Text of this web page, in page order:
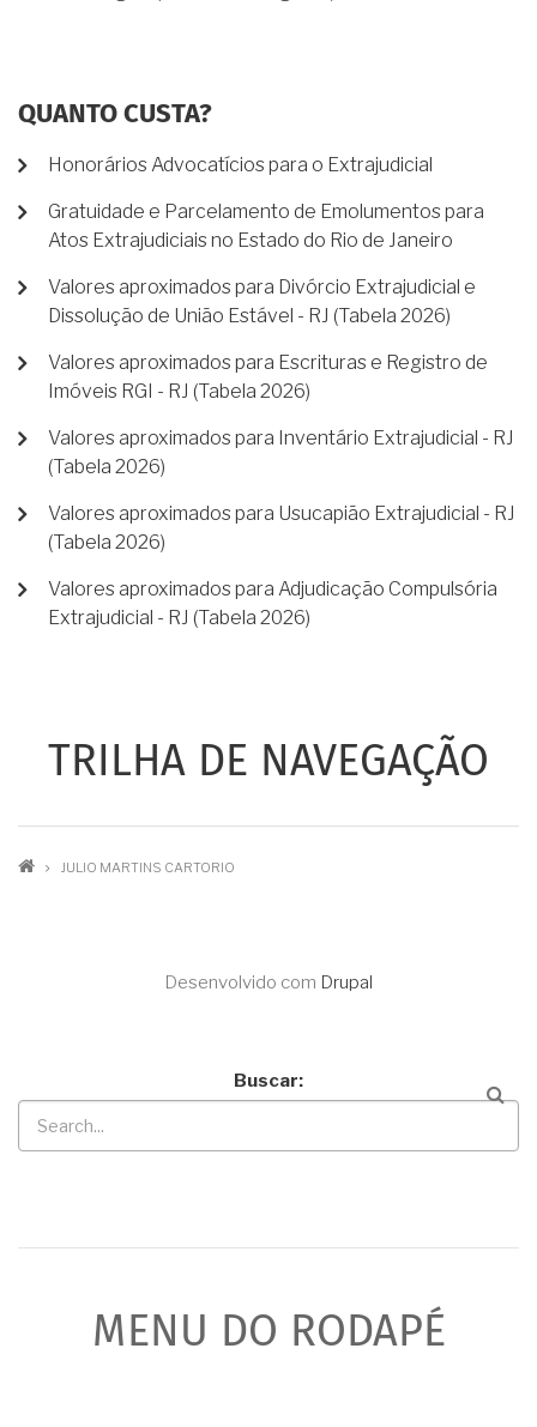
QUANTO CUSTA?
Honorários Advocatícios para o Extrajudicial
Gratuidade e Parcelamento de Emolumentos para
Atos Extrajudiciais no Estado do Rio de Janeiro
Valores aproximados para Divórcio Extrajudicial e
Dissolução de União Estável - RJ (Tabela 2026)
Valores aproximados para Escrituras e Registro de
Imóveis RGI - RJ (Tabela 2026)
Valores aproximados para Inventário Extrajudicial - RJ
(Tabela 2026)
Valores aproximados para Usucapião Extrajudicial - RJ
(Tabela 2026)
Valores aproximados para Adjudicação Compulsória
Extrajudicial - RJ (Tabela 2026)
TRILHA DE NAVEGAÇÃO
JULIO MARTINS CARTORIO
Desenvolvido com Drupal
Buscar
MENU DO RODAPÉ